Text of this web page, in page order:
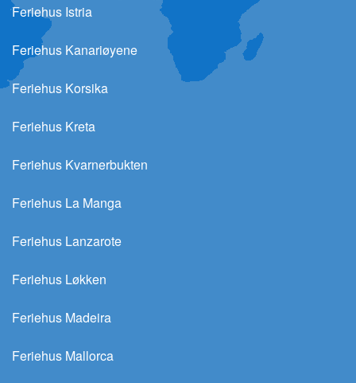
Feriehus Istria
Feriehus Kanariøyene
Feriehus Korsika
Feriehus Kreta
Feriehus Kvarnerbukten
Feriehus La Manga
Feriehus Lanzarote
Feriehus Løkken
Feriehus Madeira
Feriehus Mallorca